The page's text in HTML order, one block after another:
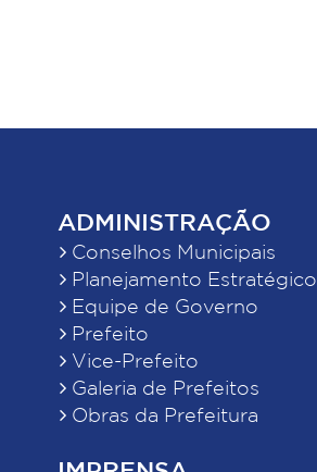
ADMINISTRAÇÃO
Conselhos Municipais
Planejamento Estratégico
Equipe de Governo
Prefeito
Vice-Prefeito
Galeria de Prefeitos
Obras da Prefeitura